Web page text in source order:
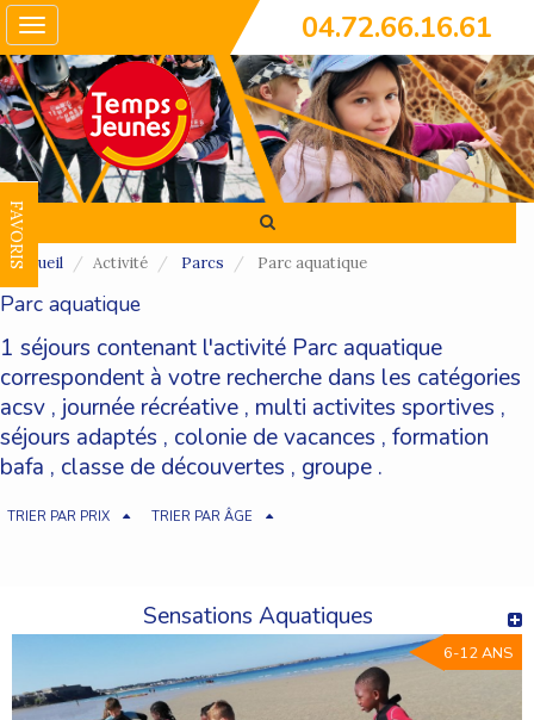
Toggle
navigation
04.72.66.16.61
FAVORIS
Accueil Activité Parcs Parc aquatique
Parc aquatique
1 séjours contenant l'activité Parc aquatique
correspondent à votre recherche dans les catégories
acsv , journée récréative , multi activites sportives ,
séjours adaptés , colonie de vacances , formation
bafa , classe de découvertes , groupe .
TRIER PAR PRIX TRIER PAR ÂGE
Sensations Aquatiques
6-12 ANS